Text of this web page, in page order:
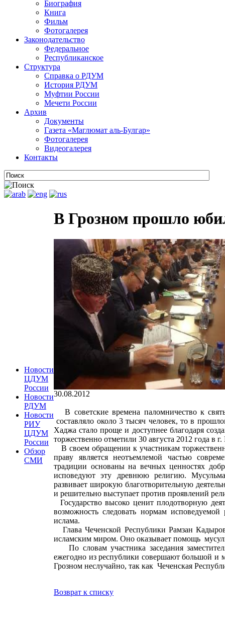
Биография
Книга
Фильм
Фотогалерея
Законодательство
Федеральное
Республиканское
Структура
Справка о РДУМ
История РДУМ
Муфтии России
Мечети России
Архив
Документы
Газета «Маглюмат аль-Булгар»
Фотогалерея
Видеогалерея
Контакты
Новости
ЦДУМ
России
Новости
РДУМ
Новости
РИУ
ЦДУМ
России
Обзор
СМИ
В Грозном прошло
30.08.2012
В советские времена паломничество к
составляло около 3 тысяч человек, то в
Хаджа стало проще и доступнее благодаря
торжественно отметили 30 августа 2012 года в
В своем обращении к участникам
праву является неотъемлемой частью
традиции основаны на вечных ценностях
исповедуют эту древнюю религию.
развивает широкую благотворительную
и решительно выступает против проявлений
Государство высоко ценит плодотворную
возможность следовать нормам
ислама.
Глава Чеченской Республики Рамзан
исламским миром. Оно оказывает помощь
По словам участника заседания
ежегодно из республики совершают большой и
Грозном неслучайно, так как Чеченская
Возврат к списку